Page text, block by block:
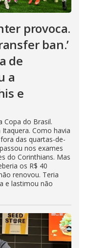
provoca.
ban.’
de
a
e
Copa do Brasil.
Como havia
das quartas-de-
nos exames
do Corinthians. Mas
os R$ 40
renovou. Teria
e lastimou não